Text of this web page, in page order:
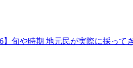
】旬や時期 地元民が実際に採って